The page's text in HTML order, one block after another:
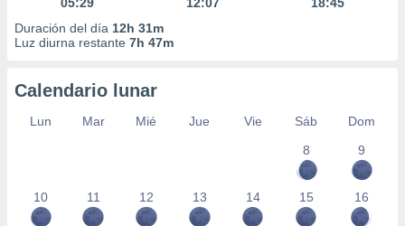
Duración del día 12h 31m
Luz diurna restante 7h 47m
Calendario lunar
Lun Mar Mié Jue Vie Sáb
Dom
8
9
10 11 12 13 14 15 16